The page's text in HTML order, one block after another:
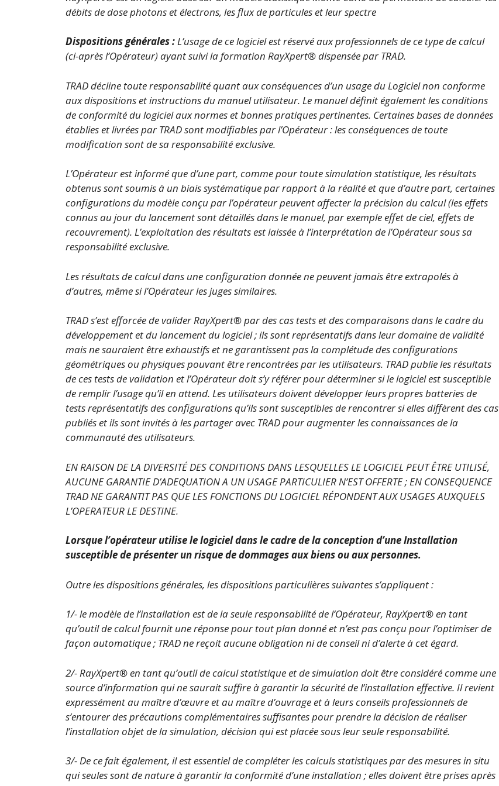
débits de dose photons et électrons, les flux de particules et leur spectre
Dispositions générales :L’usage de ce logiciel est réservé aux professionnels de ce type de calcul
(ci-après l’Opérateur) ayant suivi la formation RayXpert® dispensée par TRAD.
TRAD décline toute responsabilité quant aux conséquences d’un usage du Logiciel non conforme
aux dispositions et instructions du manuel utilisateur. Le manuel définit également les conditions
de conformité du logiciel aux normes et bonnes pratiques pertinentes. Certaines bases de données
établies et livrées par TRAD sont modifiables par l’Opérateur : les conséquences de toute
modification sont de sa responsabilité exclusive.
L’Opérateur est informé que d’une part, comme pour toute simulation statistique, les résultats
obtenus sont soumis à un biais systématique par rapport à la réalité et que d’autre part, certaines
configurations du modèle conçu par l’opérateur peuvent affecter la précision du calcul (les effets
connus au jour du lancement sont détaillés dans le manuel, par exemple effet de ciel, effets de
recouvrement). L’exploitation des résultats est laissée à l’interprétation de l’Opérateur sous sa
responsabilité exclusive.
Les résultats de calcul dans une configuration donnée ne peuvent jamais être extrapolés à
d’autres, même si l’Opérateur les juges similaires.
TRAD s’est efforcée de valider RayXpert® par des cas tests et des comparaisons dans le cadre du
développement et du lancement du logiciel ; ils sont représentatifs dans leur domaine de validité
mais ne sauraient être exhaustifs et ne garantissent pas la complétude des configurations
géométriques ou physiques pouvant être rencontrées par les utilisateurs. TRAD publie les résultats
de ces tests de validation et l’Opérateur doit s’y référer pour déterminer si le logiciel est susceptible
de remplir l’usage qu’il en attend. Les utilisateurs doivent développer leurs propres batteries de
tests représentatifs des configurations qu’ils sont susceptibles de rencontrer si elles diffèrent des cas
publiés et ils sont invités à les partager avec TRAD pour augmenter les connaissances de la
communauté des utilisateurs.
EN RAISON DE LA DIVERSITÉ DES CONDITIONS DANS LESQUELLES LE LOGICIEL PEUT ÊTRE UTILISÉ,
AUCUNE GARANTIE D’ADEQUATION A UN USAGE PARTICULIER N’EST OFFERTE ; EN CONSEQUENCE
TRAD NE GARANTIT PAS QUE LES FONCTIONS DU LOGICIEL RÉPONDENT AUX USAGES AUXQUELS
L’OPERATEUR LE DESTINE.
Lorsque l’opérateur utilise le logiciel dans le cadre de la conception d’une Installation
susceptible de présenter un risque de dommages aux biens ou aux personnes.
Outre les dispositions générales, les dispositions particulières suivantes s’appliquent :
1/- le modèle de l’installation est de la seule responsabilité de l’Opérateur, RayXpert® en tant
qu’outil de calcul fournit une réponse pour tout plan donné et n’est pas conçu pour l’optimiser de
façon automatique ; TRAD ne reçoit aucune obligation ni de conseil ni d’alerte à cet égard.
2/- RayXpert® en tant qu’outil de calcul statistique et de simulation doit être considéré comme une
source d’information qui ne saurait suffire à garantir la sécurité de l’installation effective. Il revient
expressément au maître d’œuvre et au maître d’ouvrage et à leurs conseils professionnels de
s’entourer des précautions complémentaires suffisantes pour prendre la décision de réaliser
l’installation objet de la simulation, décision qui est placée sous leur seule responsabilité.
3/- De ce fait également, il est essentiel de compléter les calculs statistiques par des mesures in situ
qui seules sont de nature à garantir la conformité d’une installation ; elles doivent être prises après